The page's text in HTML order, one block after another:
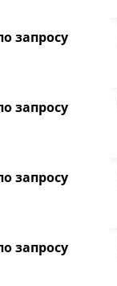
запросу
запросу
запросу
запросу